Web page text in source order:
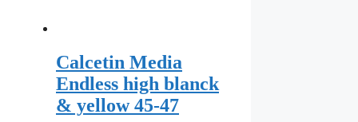
Calcetin Media
Endless high blanck
& yellow 45-47